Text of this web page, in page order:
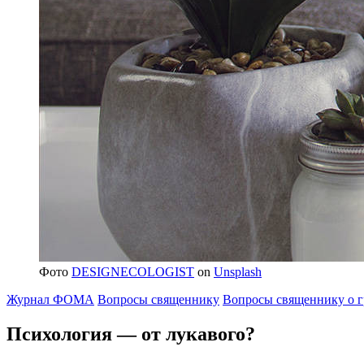
Фото DESIGNECOLOGIST on Unsplash
Журнал ФОМА Вопросы священнику Вопросы священнику о
Психология — от лукавого?